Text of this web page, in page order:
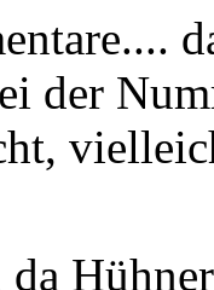
der
da